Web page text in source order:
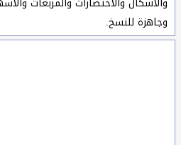
وجاهزة للنسخ.